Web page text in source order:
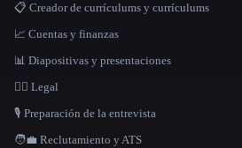
📋 Creador de currículums y currículums
📈 Cuentas y finanzas
📊 Diapositivas y presentaciones
👩‍⚖️ Legal
🎙️ Preparación de la entrevista
🧑‍💼 Reclutamiento y ATS